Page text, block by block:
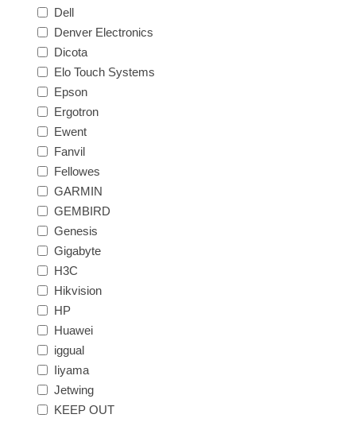
Dell
Denver Electronics
Dicota
Elo Touch Systems
Epson
Ergotron
Ewent
Fanvil
Fellowes
GARMIN
GEMBIRD
Genesis
Gigabyte
H3C
Hikvision
HP
Huawei
iggual
Iiyama
Jetwing
KEEP OUT